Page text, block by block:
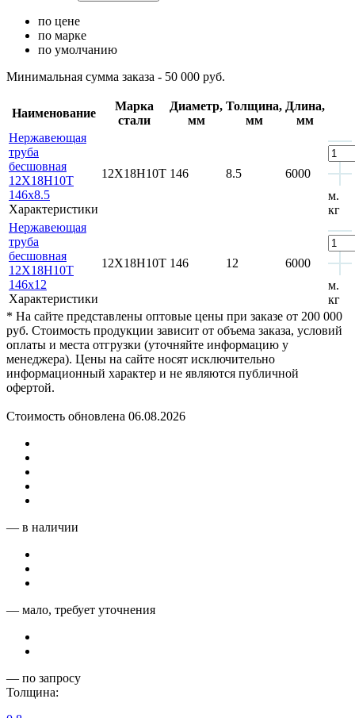
по цене
по марке
по умолчанию
Минимальная сумма заказа - 50 000 руб.
Наименование
Марка
стали
Диаметр,
мм
Толщина,
мм
Длина,
мм
Нержавеющая
труба
бесшовная
12Х18Н10Т
146x8.5
Характеристики
12Х18Н10Т 146 8.5
6000
м.
кг
Нержавеющая
труба
бесшовная
12Х18Н10Т
146x12
Характеристики
12Х18Н10Т 146 12
6000
м.
кг
* На сайте представлены оптовые цены при заказе от 200 000
руб. Стоимость продукции зависит от объема заказа, условий
оплаты и места отгрузки (уточняйте информацию у
менеджера). Цены на сайте носят исключительно
информационный характер и не являются публичной
офертой.
Стоимость обновлена 06.08.2026
— в наличии
— мало, требует уточнения
— по запросу
Толщина: